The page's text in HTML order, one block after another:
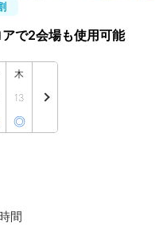
で2会場も使用可能
木
13
◎
間